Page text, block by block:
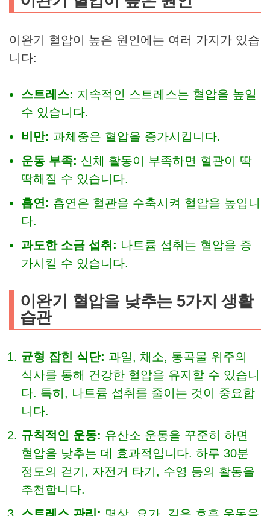
이완기 혈압이 높은 원인에는 여러 가지가 있습
니다:
스트레스: 지속적인 스트레스는 혈압을 높일
수 있습니다.
비만: 과체중은 혈압을 증가시킵니다.
운동 부족: 신체 활동이 부족하면 혈관이 딱
딱해질 수 있습니다.
흡연: 흡연은 혈관을 수축시켜 혈압을 높입니
다.
과도한 소금 섭취: 나트륨 섭취는 혈압을 증
가시킬 수 있습니다.
이완기 혈압을 낮추는 5가지 생활
습관
균형 잡힌 식단: 과일, 채소, 통곡물 위주의
식사를 통해 건강한 혈압을 유지할 수 있습니
다. 특히, 나트륨 섭취를 줄이는 것이 중요합
니다.
규칙적인 운동: 유산소 운동을 꾸준히 하면
혈압을 낮추는 데 효과적입니다. 하루 30분
정도의 걷기, 자전거 타기, 수영 등의 활동을
추천합니다.